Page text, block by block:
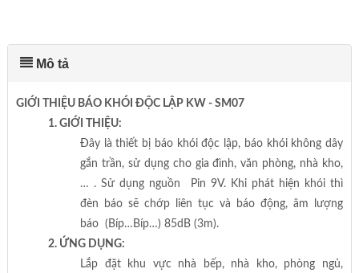
Mô tả
GIỚI THIỆU BÁO KHÓI ĐỘC LẬP KW - SM07
1. GIỚI THIỆU:
Đây là thiết bị báo khói độc lập, báo khói không dây
gắn trần, sử dụng cho gia đình, văn phòng, nhà kho,
… . Sử dụng nguồn Pin 9V. Khi phát hiện khói thì
đèn báo sẽ chớp liên tục và báo động, âm lượng
báo (Bíp…Bíp…) 85dB (3m).
2. ỨNG DỤNG:
Lắp đặt khu vực nhà bếp, nhà kho, phòng ngủ,